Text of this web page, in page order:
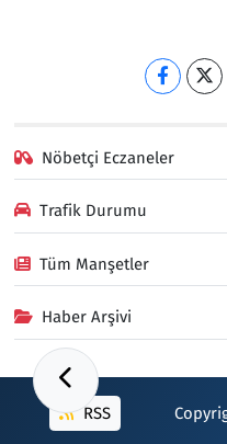
Nöbetçi Eczaneler
Trafik Durumu
Tüm Manşetler
Haber Arşivi
RSS